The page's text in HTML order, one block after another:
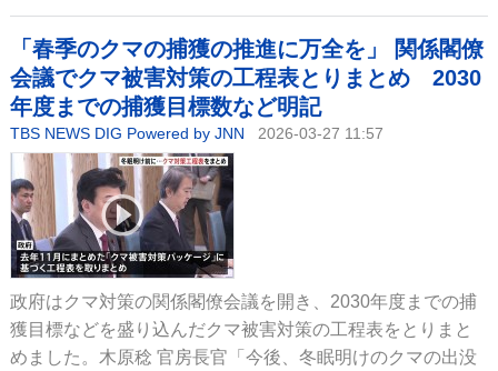
「春季のクマの捕獲の推進に万全を」 関係閣僚
会議でクマ被害対策の工程表とりまとめ 2030
年度までの捕獲目標数など明記
TBS NEWS DIG Powered by JNN 2026-03-27 11:57
政府はクマ対策の関係閣僚会議を開き、2030年度までの捕
獲目標などを盛り込んだクマ被害対策の工程表をとりまと
めました。木原稔 官房長官「今後、冬眠明けのクマの出没